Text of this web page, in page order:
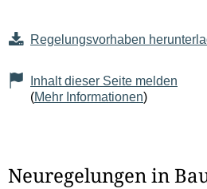
Regelungsvorhaben
Inhalt dieser Seite melden
(Mehr Informationen)
Neuregelungen in